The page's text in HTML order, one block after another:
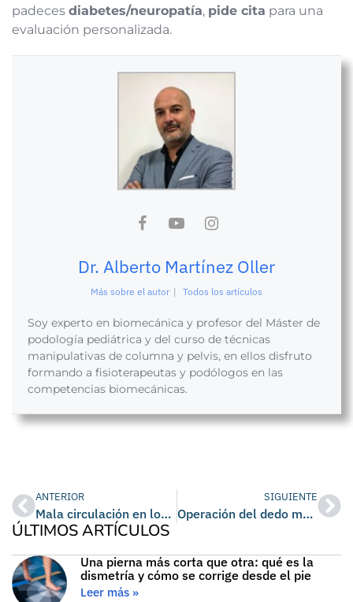
padeces diabetes/neuropatía, pide cita para una
evaluación personalizada.
Dr. Alberto Martínez Oller
Más sobre el autor | Todos los artículos
Soy experto en biomecánica y profesor del Máster de
podología pediátrica y del curso de técnicas
manipulativas de columna y pelvis, en ellos disfruto
formando a fisioterapeutas y podólogos en las
competencias biomecánicas.
ANTERIOR
Mala circulación en los pies y piernas: causas, síntomas, diagnóstico y cómo mejorarla
SIGUIENTE
Operación del dedo meñique del pie montado: cuándo se recomienda y cómo es la recuperación
ÚLTIMOS ARTÍCULOS
Una pierna más corta que otra: qué es la
dismetría y cómo se corrige desde el pie
Leer más »